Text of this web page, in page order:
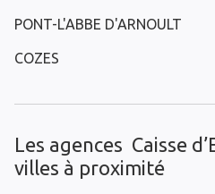
PONT-L'ABBE D'ARNOULT
COZES
Les agences Caisse
villes à proximité